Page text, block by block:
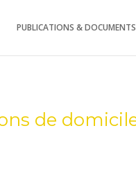
PUBLICATIONS &
de